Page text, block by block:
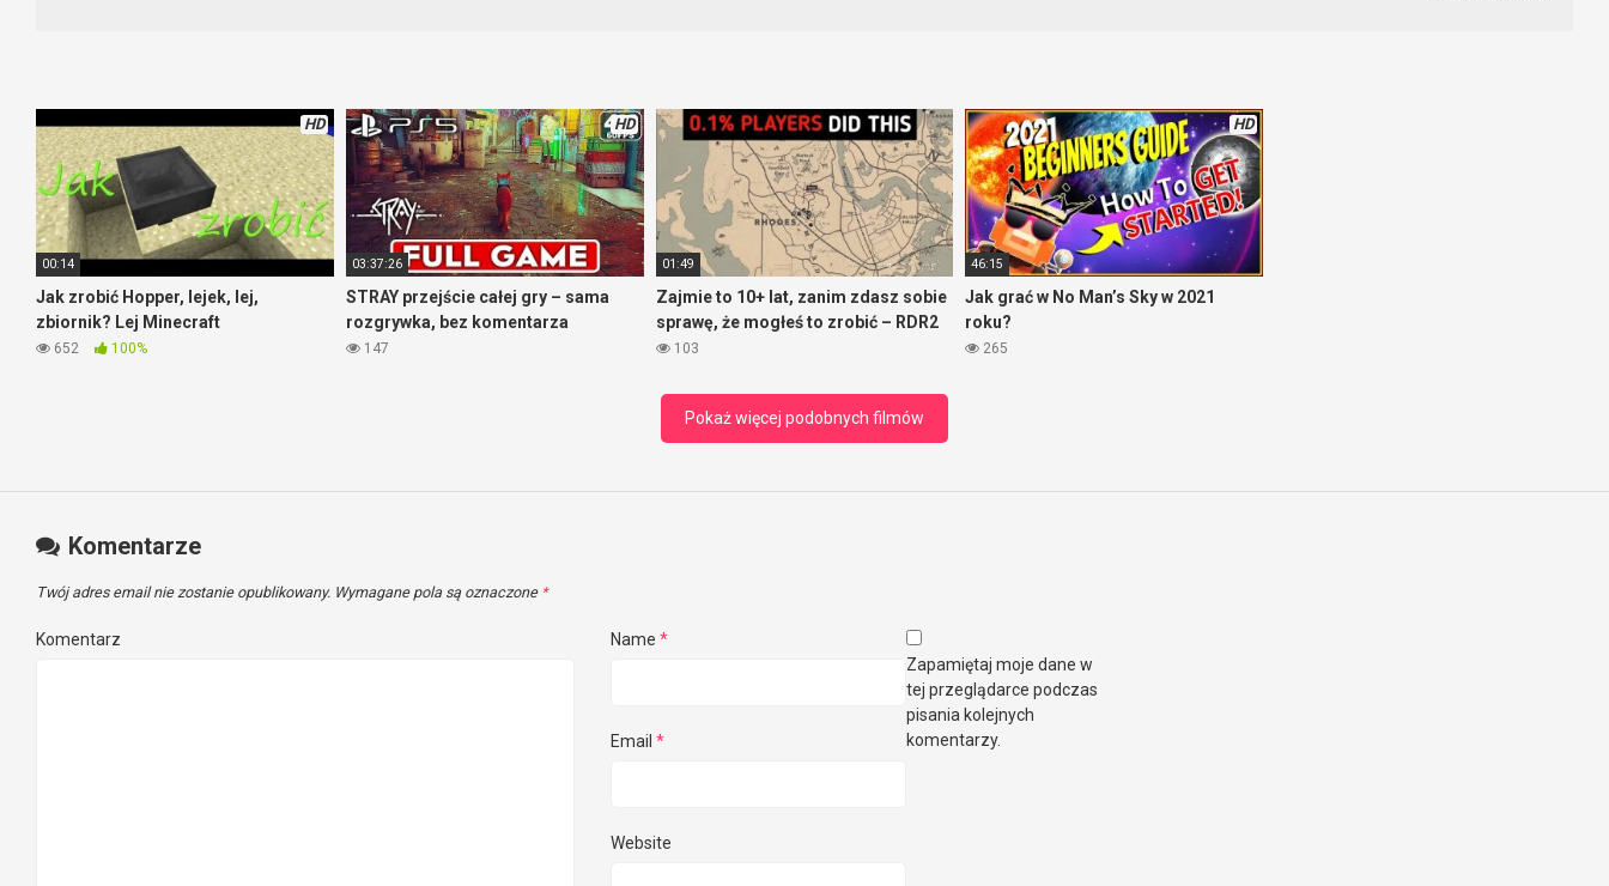
HD
00:14
Jak zrobić Hopper, lejek, lej,
zbiornik? Lej Minecraft
652 100%
HD
03:37:26
STRAY przejście całej gry – sama
rozgrywka, bez komentarza
147
01:49
Zajmie to 10+ lat, zanim zdasz sobie
sprawę, że mogłeś to zrobić – RDR2
103
HD
46:15
Jak grać w No Man’s Sky w 2021
roku?
265
Pokaż więcej podobnych filmów
Komentarze
Twój adres email nie zostanie opublikowany. Wymagane pola są oznaczone *
Komentarz Name *
Email *
Website
Zapamiętaj moje dane w
tej przeglądarce podczas
pisania kolejnych
komentarzy.